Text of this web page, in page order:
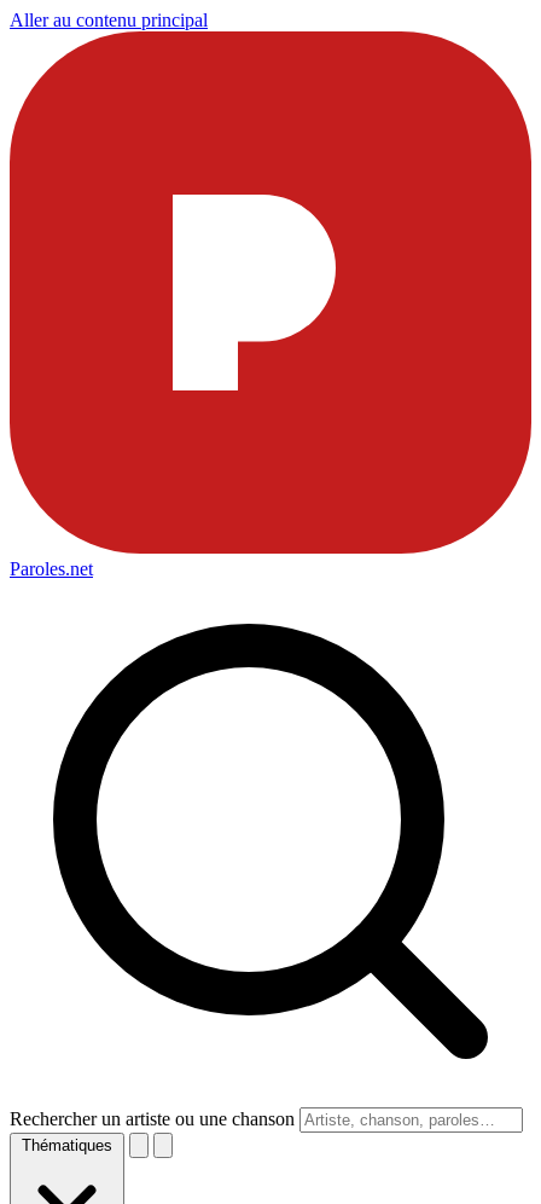
Aller au contenu principal
Paroles.net
Rechercher un artiste ou une chanson
Thématiques